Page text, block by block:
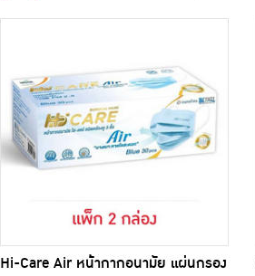
Hi-Care Air หน้ากากอนามัย แผ่นกรอง